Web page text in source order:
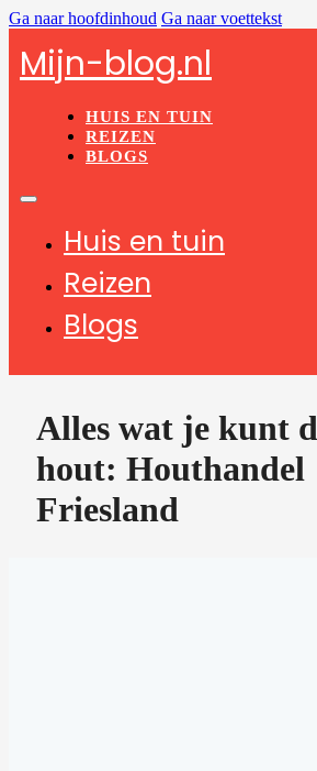
Ga naar hoofdinhoud Ga naar voettekst
Mijn-blog.nl
HUIS EN TUIN
REIZEN
BLOGS
Huis en tuin
Reizen
Blogs
Alles wat je kunt
hout: Houthandel
Friesland